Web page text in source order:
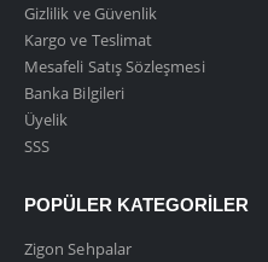
Gizlilik ve Güvenlik
Kargo ve Teslimat
Mesafeli Satış Sözleşmesi
Banka Bilgileri
Üyelik
SSS
POPÜLER KATEGORILER
Zigon Sehpalar